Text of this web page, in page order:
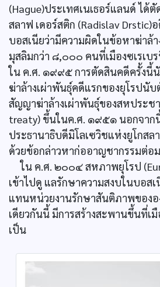
(Hague)ประเทศเนเธอร์แลนด์ ได้
สลาฟ เดอร์สติก (Radislav Drstic)
บอสเนียว่ามีความผิดในข้อหาฆ่าล้
มุสลิมกว่า ๘,๐๐๐ คนที่เมืองซเรเบ
ใน ค.ศ. ๑๙๙๕ การตัดสินคดีครั้งนี้
ฆ่าล้างเผ่าพันธุ์คดีแรกของยุโรปนั
สัญญาฆ่าล้างเผ่าพันธุ์ของสหประช
treaty) ขึ้นในค.ศ. ๑๙๕๑ นอกจาก
ประธานาธิบดีมิโลเซวิชแห่งยูโกสล
ด้วยข้อกล่าวหาก่ออาญชากรรมต่อ
ใน ค.ศ. ๒๐๐๔ สหภาพยุโรป
เข้าไปดู แลรักษาความสงบในบอสเ
แทนหน่วยงานรักษาสันติภาพของอ
เดียวกันนี้ มีการสร้างสะพานขึ้นที่เ
เป็น